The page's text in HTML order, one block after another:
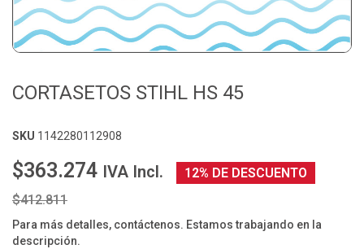
CORTASETOS STIHL HS 45
SKU 1142280112908
$363.274 IVA Incl.
12% DE DESCUENTO
$412.811
Para más detalles, contáctenos. Estamos trabajando en la
descripción.